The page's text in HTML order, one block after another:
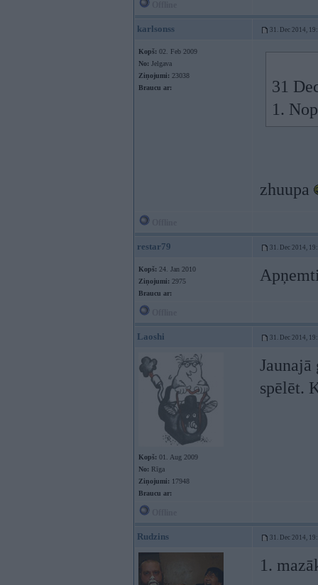
karlsonss 31. Dec 2014,
Kopš: 02. Feb 2009
No: Jelgava
Ziņojumi: 23038
Braucu ar:
31
1.
zhuupa
restar79 31. Dec 2014,
Kopš: 24. Jan 2010
Ziņojumi: 2975
Braucu ar:
Laoshi 31. Dec 2014,
Kopš: 01. Aug 2009
No: Rīga
Ziņojumi: 17948
Braucu ar:
spēlēt.
Rudzins 31. Dec 2014,
1.